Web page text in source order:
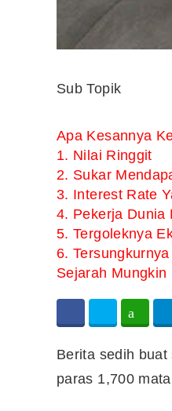
Sub Topik
Apa Kesannya
1. Nilai Ringgit
2. Sukar
3. Interest Rate
4. Pekerja Dunia
5. Tergoleknya
6.
Sejarah Mungkin
Berita sedih
paras 1,700